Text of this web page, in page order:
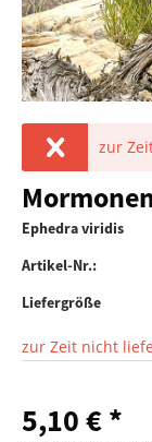
zur
Ephedra viridis
Artikel-Nr.:
Liefergröße
zur Zeit nicht
5,10 € *